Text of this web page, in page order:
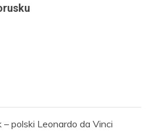
– polski Leonardo da Vinci